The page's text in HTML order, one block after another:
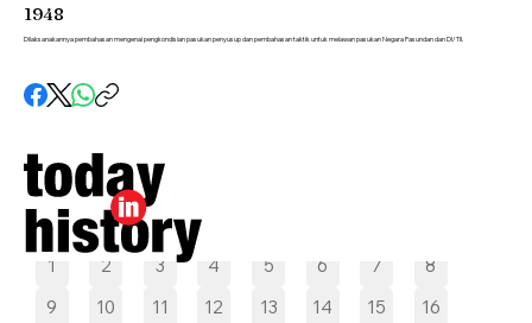
Pilih tanggal
1 2 3 4 5 6 7
8
9
10 11 12 13 14 15
16
1948
Dilaksanakannya pembahasan mengenai pengkondisian pasukan penyusup dan pembahasan taktik untuk melawan pasukan Negara Pasundan dan DI/TII.